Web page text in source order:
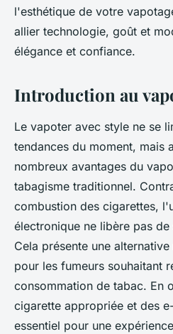
l'esthétique de votre
allier technologie, goût et
élégance et confiance.
Introduction au
Le vapoter avec style ne se
tendances du moment, mais
nombreux avantages du
tabagisme traditionnel.
combustion des cigarettes,
électronique ne libère pas
Cela présente une
pour les fumeurs souhaitant
consommation de tabac. En
cigarette appropriée et des
essentiel pour une